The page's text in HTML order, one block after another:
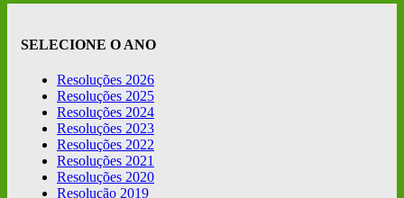
SELECIONE O ANO
Resoluções 2026
Resoluções 2025
Resoluções 2024
Resoluções 2023
Resoluções 2022
Resoluções 2021
Resoluções 2020
Resolução 2019